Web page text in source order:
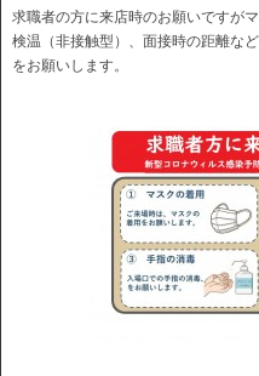
求職者の方に来店時のお願いですが
検温（非接触型）、面接時の距離な
をお願いします。